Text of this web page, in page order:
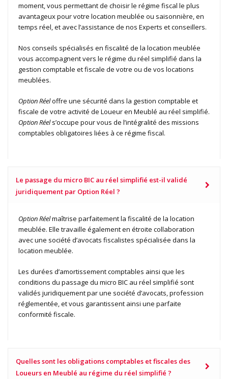
moment, vous permettant de choisir le régime fiscal le plus
avantageux pour votre location meublée ou saisonnière, en
temps réel, et avec l’assistance de nos Experts et conseillers.
Nos conseils spécialisés en fiscalité de la location meublée
vous accompagnent vers le régime du réel simplifié dans la
gestion comptable et fiscale de votre ou de vos locations
meublées.
Option Réeloffre une sécurité dans la gestion comptable et
fiscale de votre activité de Loueur en Meublé au réel simplifié.
Option Réels’occupe pour vous de l’intégralité des missions
comptables obligatoires liées à ce régime fiscal.
Le passage du micro BIC au réel simplifié est-il validé
juridiquement par Option Réel ?
Option Réelmaîtrise parfaitement la fiscalité de la location
meublée. Elle travaille également en étroite collaboration
avec une société d’avocats fiscalistes spécialisée dans la
location meublée.
Les durées d’amortissement comptables ainsi que les
conditions du passage du micro BIC au réel simplifié sont
validés juridiquement par une société d’avocats, profession
réglementée, et vous garantissent ainsi une parfaite
conformité fiscale.
Quelles sont les obligations comptables et fiscales des
Loueurs en Meublé au régime du réel simplifié ?